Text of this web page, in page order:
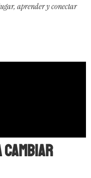
aprender y conectar
cambiar